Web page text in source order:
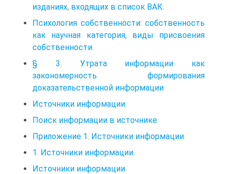
изданиях, входящих в список ВАК:
Психология собственности: собственность
как научная категория, виды присвоения
собственности.
§ 3. Утрата информации как
закономерность формирования
доказательственной информации
Источники информации.
Поиск информации в источнике
Приложение 1. Источники информации
1. Источники информации.
Источники информации